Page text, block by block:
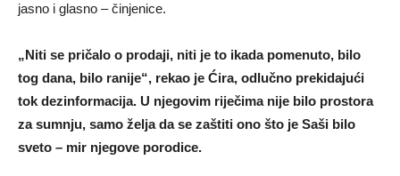
jasno i glasno – činjenice.
„Niti se pričalo o prodaji, niti je to ikada pomenuto, bilo
tog dana, bilo ranije“, rekao je Ćira, odlučno prekidajući
tok dezinformacija. U njegovim riječima nije bilo prostora
za sumnju, samo želja da se zaštiti ono što je Saši bilo
sveto – mir njegove porodice.